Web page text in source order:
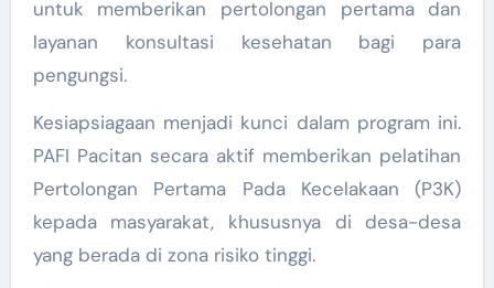
untuk memberikan pertolongan pertama dan
layanan konsultasi kesehatan bagi para
pengungsi.
Kesiapsiagaan menjadi kunci dalam program ini.
PAFI Pacitan secara aktif memberikan pelatihan
Pertolongan Pertama Pada Kecelakaan (P3K)
kepada masyarakat, khususnya di desa-desa
yang berada di zona risiko tinggi.